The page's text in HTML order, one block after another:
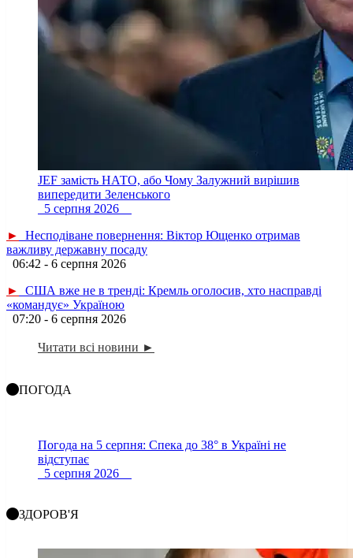
JEF замість НАТО, або Чому Залужний вирішив
випередити Зеленського
5 серпня 2026
►
Несподіване повернення: Віктор Ющенко отримав
важливу державну посаду
06:42 - 6 серпня 2026
►
США вже не в тренді: Кремль оголосив, хто насправді
«командує» Україною
07:20 - 6 серпня 2026
Читати всі новини ►
ПОГОДА
Погода на 5 серпня: Спека до 38° в Україні не
відступає
5 серпня 2026
ЗДОРОВ'Я